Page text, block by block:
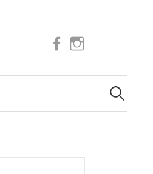
Facebook
Suchen
nach: